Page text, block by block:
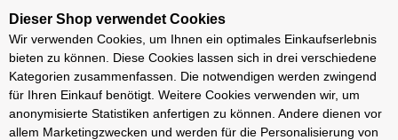
Unsere Filialen
Zubehör
Dieser Shop verwendet Cookies
Wir verwenden Cookies, um Ihnen ein optimales Einkaufserlebnis
bieten zu können. Diese Cookies lassen sich in drei verschiedene
Kategorien zusammenfassen. Die notwendigen werden zwingend
für Ihren Einkauf benötigt. Weitere Cookies verwenden wir, um
anonymisierte Statistiken anfertigen zu können. Andere dienen vor
allem Marketingzwecken und werden für die Personalisierung von